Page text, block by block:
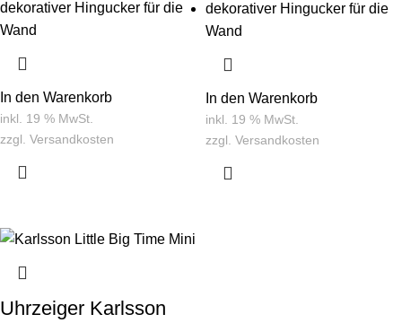
dekorativer Hingucker für die
Wand
In den Warenkorb
inkl. 19 % MwSt.
zzgl. Versandkosten
dekorativer Hingucker für die
Wand
In den Warenkorb
inkl. 19 % MwSt.
zzgl. Versandkosten
Uhrzeiger Karlsson